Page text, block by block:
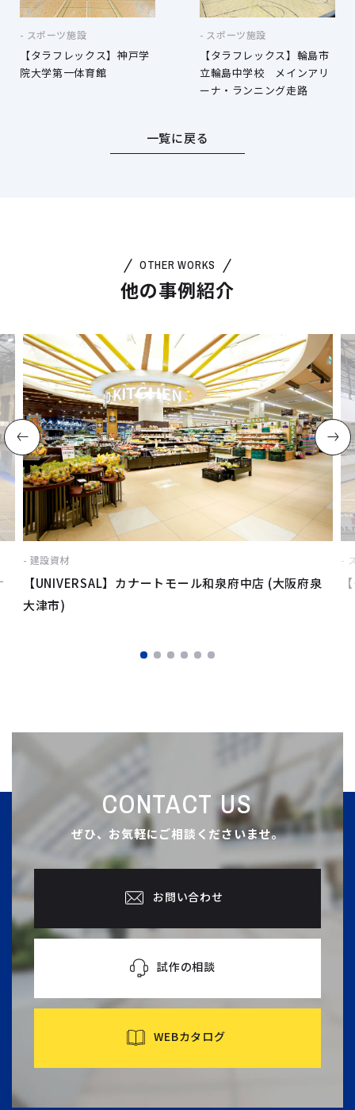
スポーツ施設
【タラフレックス】神戸学
院大学第一体育館
スポーツ施設
【タラフレックス】輪島市
立輪島中学校 メインアリ
ーナ・ランニング走路
一覧に戻る
OTHER WORKS
他の事例紹介
建設資材
【UNIVERSAL】カナートモール和泉府中店 (大阪府泉
大津市)
CONTACT US
ぜひ、お気軽にご相談くださいませ。
お問い合わせ
試作の相談
WEBカタログ